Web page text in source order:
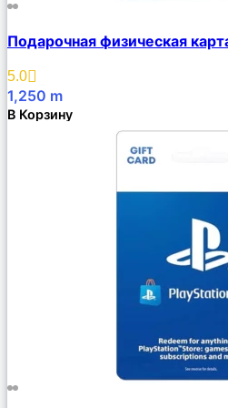
Описание
Избранное
Подарочная физическая
5.0
1,250 m
В Корзину